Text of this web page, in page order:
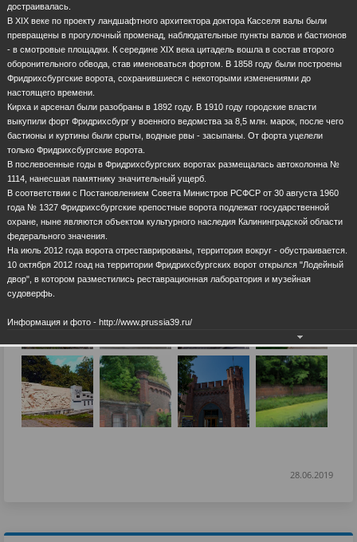
28.06.2019
достраивалась.
В XIX веке по проекту ландшафтного архитектора доктора Касселя валы были
превращены в прогулочный променад, наблюдательные пункты валов и бастионов
- в смотровые площадки. К середине XIX века цитадель вошла в состав второго
оборонительного обвода, став именоваться фортом. В 1858 году были построены
Фридрихсбургские ворота, сохранившиеся с некоторыми изменениями до
настоящего времени.
Кирха и арсенал были разобраны в 1892 году. В 1910 году городские власти
выкупили форт Фридрихсбург у военного ведомства за 8,5 млн. марок, после чего
бастионы и куртины были срыты, водные рвы - засыпаны. От форта уцелели
только Фридрихсбургские ворота.
В послевоенные годы в Фридрихсбургских воротах размещалась автоколонна №
1114, нанесшая памятнику значительный ущерб.
В соответствии с Постановлением Совета Министров РСФСР от 30 августа 1960
года № 1327 Фридрихсбургские крепостные ворота подлежат государственной
охране, ныне являются объектом культурного наследия Калининградской области
федерального значения.
На июль 2012 года ворота отреставрированы, территория вокруг - обустраивается.
10 октября 2012 гоад на территории Фридрихсбургских ворот открылся "Лодейный
двор", в котором разместились реставрационная лаборатория и музейная
судоверфь.
Информация и фото - http://www.prussia39.ru/